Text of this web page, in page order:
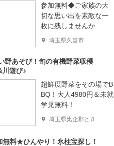
参加無料◆ご家族の大
切な思い出を素敵な一
枚に残しませんか
埼玉県久喜市
野あそび！旬の有機野菜収穫
遊び♪
超鮮度野菜をその場でB
BQ！大人4980円＆未就
学児無料！
埼玉県比企郡ときがわ町
無料★ひんやり！氷柱宝探し！